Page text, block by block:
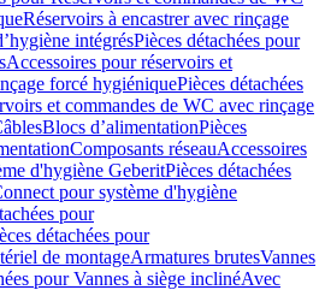
Réservoirs à encastrer avec rinçage
intégrésPièces détachées pour
Accessoires pour réservoirs et
forcé hygiéniquePièces détachées
et commandes de WC avec rinçage
Blocs d’alimentationPièces
Composants réseauAccessoires
d'hygiène GeberitPièces détachées
pour système d'hygiène
pour
détachées pour
de montageArmatures brutesVannes
pour Vannes à siège inclinéAvec